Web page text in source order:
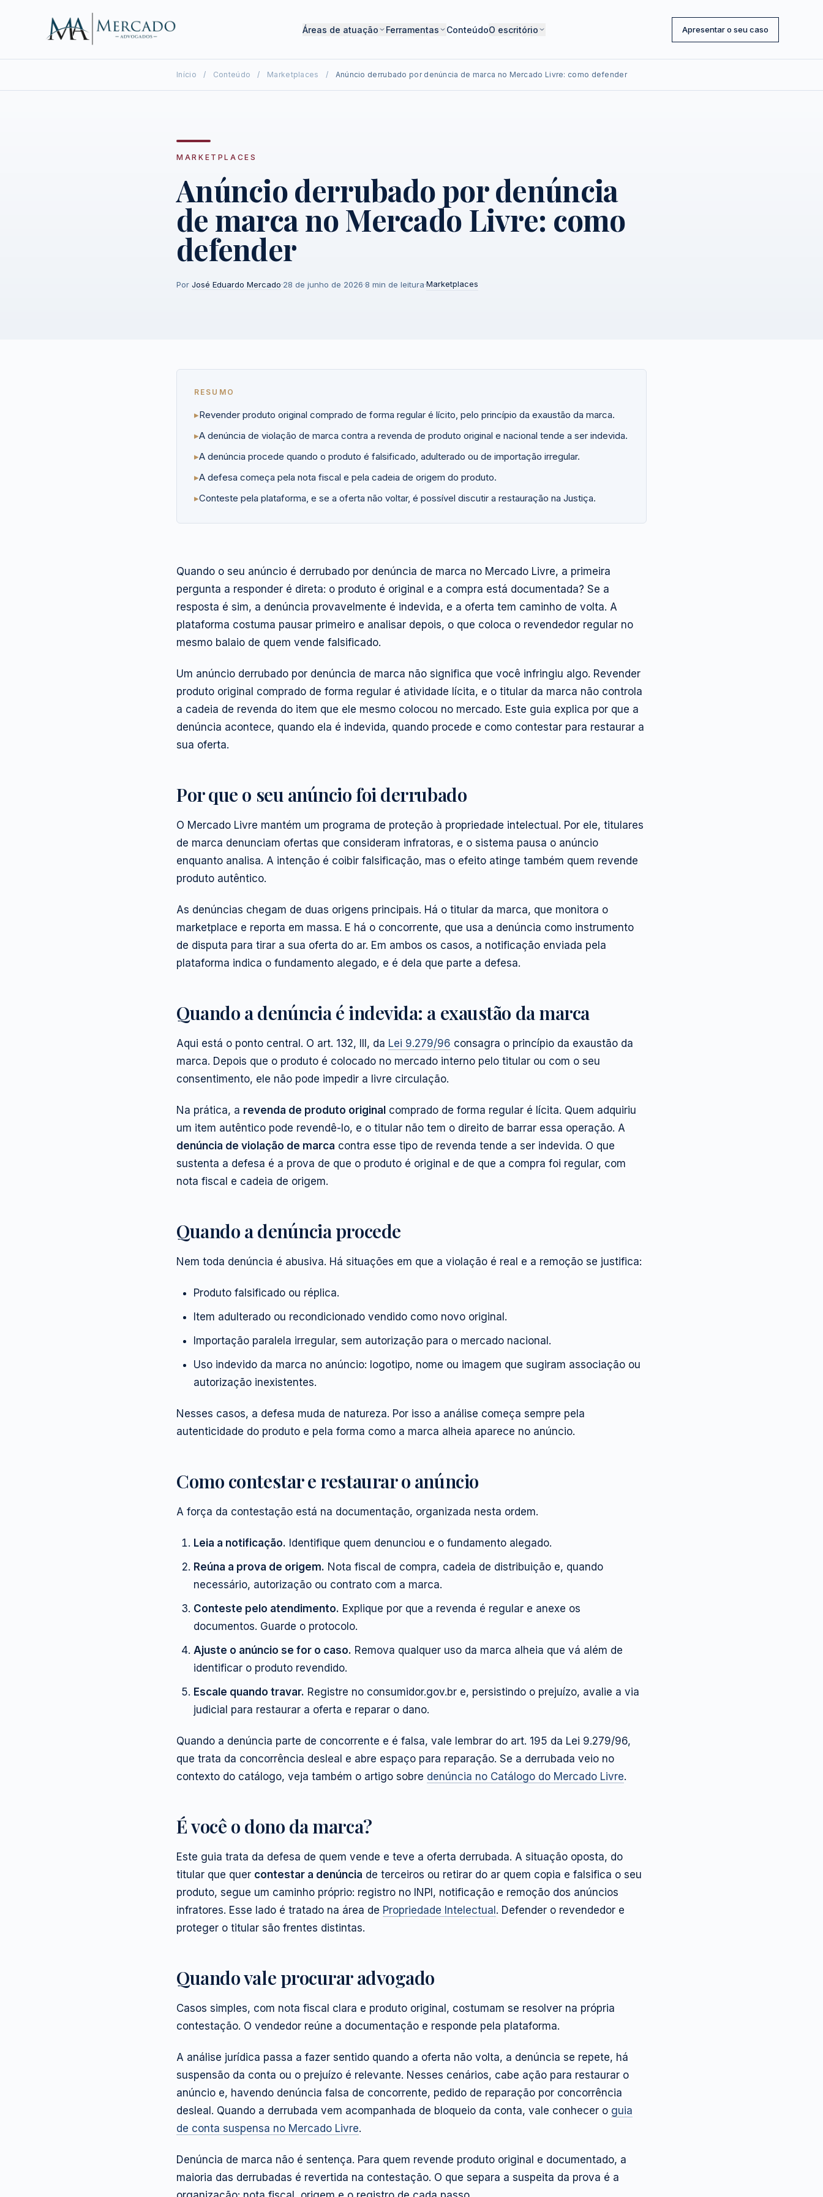
Áreas de atuação Ferramentas ConteúdoO escritório Apresentar o seu caso
Início / Conteúdo / Marketplaces / Anúncio derrubado por denúncia de marca no Mercado Livre: como defender
MARKETPLACES
Anúncio derrubado por denúncia
de marca no Mercado Livre: como
defender
Por José Eduardo Mercado·28 de junho de 2026·8 min de leitura·Marketplaces
RESUMO
▸Revender produto original comprado de forma regular é lícito, pelo princípio da exaustão da marca.
▸A denúncia de violação de marca contra a revenda de produto original e nacional tende a ser indevida.
▸A denúncia procede quando o produto é falsificado, adulterado ou de importação irregular.
▸A defesa começa pela nota fiscal e pela cadeia de origem do produto.
▸Conteste pela plataforma, e se a oferta não voltar, é possível discutir a restauração na Justiça.
Quando o seu anúncio é derrubado por denúncia de marca no Mercado Livre, a primeira
pergunta a responder é direta: o produto é original e a compra está documentada? Se a
resposta é sim, a denúncia provavelmente é indevida, e a oferta tem caminho de volta. A
plataforma costuma pausar primeiro e analisar depois, o que coloca o revendedor regular no
mesmo balaio de quem vende falsificado.
Um anúncio derrubado por denúncia de marca não significa que você infringiu algo. Revender
produto original comprado de forma regular é atividade lícita, e o titular da marca não controla
a cadeia de revenda do item que ele mesmo colocou no mercado. Este guia explica por que a
denúncia acontece, quando ela é indevida, quando procede e como contestar para restaurar a
sua oferta.
Por que o seu anúncio foi derrubado
O Mercado Livre mantém um programa de proteção à propriedade intelectual. Por ele, titulares
de marca denunciam ofertas que consideram infratoras, e o sistema pausa o anúncio
enquanto analisa. A intenção é coibir falsificação, mas o efeito atinge também quem revende
produto autêntico.
As denúncias chegam de duas origens principais. Há o titular da marca, que monitora o
marketplace e reporta em massa. E há o concorrente, que usa a denúncia como instrumento
de disputa para tirar a sua oferta do ar. Em ambos os casos, a notificação enviada pela
plataforma indica o fundamento alegado, e é dela que parte a defesa.
Quando a denúncia é indevida: a exaustão da marca
Aqui está o ponto central. O art. 132, III, da Lei 9.279/96 consagra o princípio da exaustão da
marca. Depois que o produto é colocado no mercado interno pelo titular ou com o seu
consentimento, ele não pode impedir a livre circulação.
Na prática, a revenda de produto original comprado de forma regular é lícita. Quem adquiriu
um item autêntico pode revendê-lo, e o titular não tem o direito de barrar essa operação. A
denúncia de violação de marca contra esse tipo de revenda tende a ser indevida. O que
sustenta a defesa é a prova de que o produto é original e de que a compra foi regular, com
nota fiscal e cadeia de origem.
Quando a denúncia procede
Nem toda denúncia é abusiva. Há situações em que a violação é real e a remoção se justifica:
Produto falsificado ou réplica.
Item adulterado ou recondicionado vendido como novo original.
Importação paralela irregular, sem autorização para o mercado nacional.
Uso indevido da marca no anúncio: logotipo, nome ou imagem que sugiram associação ou
autorização inexistentes.
Nesses casos, a defesa muda de natureza. Por isso a análise começa sempre pela
autenticidade do produto e pela forma como a marca alheia aparece no anúncio.
Como contestar e restaurar o anúncio
A força da contestação está na documentação, organizada nesta ordem.
Leia a notificação. Identifique quem denunciou e o fundamento alegado.
Reúna a prova de origem. Nota fiscal de compra, cadeia de distribuição e, quando
necessário, autorização ou contrato com a marca.
Conteste pelo atendimento. Explique por que a revenda é regular e anexe os
documentos. Guarde o protocolo.
Ajuste o anúncio se for o caso. Remova qualquer uso da marca alheia que vá além de
identificar o produto revendido.
Escale quando travar. Registre no consumidor.gov.br e, persistindo o prejuízo, avalie a via
judicial para restaurar a oferta e reparar o dano.
Quando a denúncia parte de concorrente e é falsa, vale lembrar do art. 195 da Lei 9.279/96,
que trata da concorrência desleal e abre espaço para reparação. Se a derrubada veio no
contexto do catálogo, veja também o artigo sobre denúncia no Catálogo do Mercado Livre.
É você o dono da marca?
Este guia trata da defesa de quem vende e teve a oferta derrubada. A situação oposta, do
titular que quer contestar a denúncia de terceiros ou retirar do ar quem copia e falsifica o seu
produto, segue um caminho próprio: registro no INPI, notificação e remoção dos anúncios
infratores. Esse lado é tratado na área de Propriedade Intelectual . Defender o revendedor e
proteger o titular são frentes distintas.
Quando vale procurar advogado
Casos simples, com nota fiscal clara e produto original, costumam se resolver na própria
contestação. O vendedor reúne a documentação e responde pela plataforma.
A análise jurídica passa a fazer sentido quando a oferta não volta, a denúncia se repete, há
suspensão da conta ou o prejuízo é relevante. Nesses cenários, cabe ação para restaurar o
anúncio e, havendo denúncia falsa de concorrente, pedido de reparação por concorrência
desleal. Quando a derrubada vem acompanhada de bloqueio da conta, vale conhecer o guia
de conta suspensa no Mercado Livre.
Denúncia de marca não é sentença. Para quem revende produto original e documentado, a
maioria das derrubadas é revertida na contestação. O que separa a suspeita da prova é a